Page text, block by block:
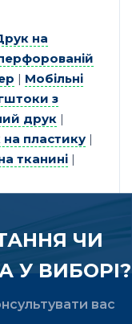
на
| Мобільні
з
друк |
пластику |
тканині |
ЧИ
У ВИБОРІ?
вас